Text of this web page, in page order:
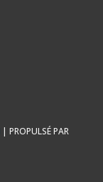
| PROPULSÉ PAR